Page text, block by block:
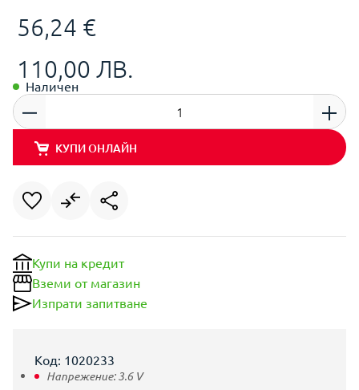
56,24 €
110,00 ЛВ.
Наличен
КУПИ ОНЛАЙН
Купи на кредит
Вземи от магазин
Изпрати запитване
Код: 1020233
Напрежение:3.6 V